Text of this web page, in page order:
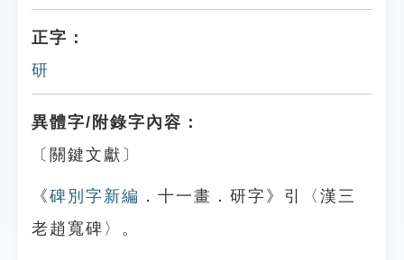
正字：
研
異體字/附錄字內容：
〔關鍵文獻〕
《碑別字新編 ．十一畫．研字》引〈漢三
老趙寬碑〉。